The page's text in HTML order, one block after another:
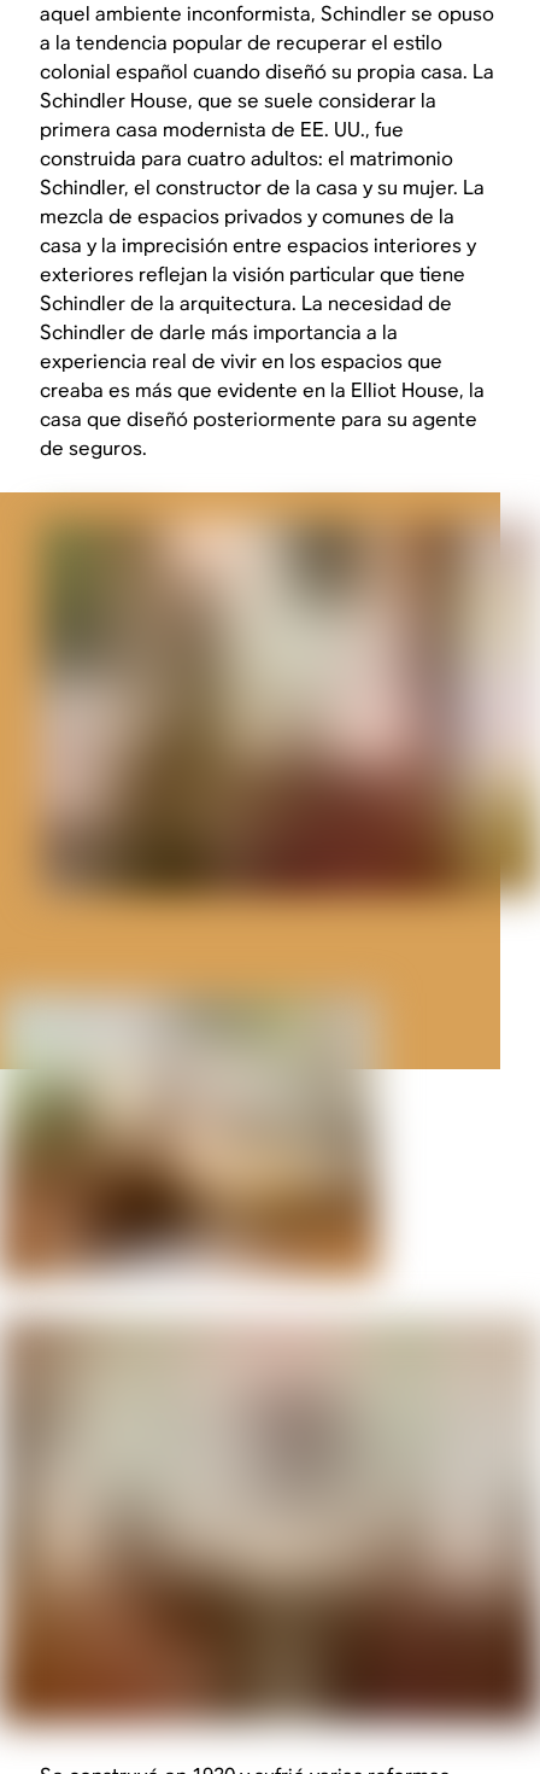
aquel ambiente inconformista, Schindler se opuso
a la tendencia popular de recuperar el estilo
colonial español cuando diseñó su propia casa. La
Schindler House, que se suele considerar la
primera casa modernista de EE. UU., fue
construida para cuatro adultos: el matrimonio
Schindler, el constructor de la casa y su mujer. La
mezcla de espacios privados y comunes de la
casa y la imprecisión entre espacios interiores y
exteriores reflejan la visión particular que tiene
Schindler de la arquitectura. La necesidad de
Schindler de darle más importancia a la
experiencia real de vivir en los espacios que
creaba es más que evidente en la Elliot House, la
casa que diseñó posteriormente para su agente
de seguros.